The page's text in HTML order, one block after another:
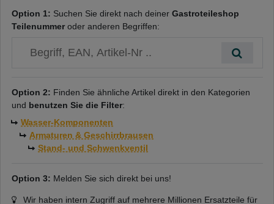
Option 1: Suchen Sie direkt nach deiner Gastroteileshop
Teilenummeroder anderen Begriffen:
Option 2: Finden Sie ähnliche Artikel direkt in den Kategorien
und benutzen Sie die Filter:
Wasser-Komponenten
Armaturen & Geschirrbrausen
Stand- und Schwenkventil
Option 3: Melden Sie sich direkt bei uns!
Wir haben intern Zugriff auf mehrere Millionen Ersatzteile für